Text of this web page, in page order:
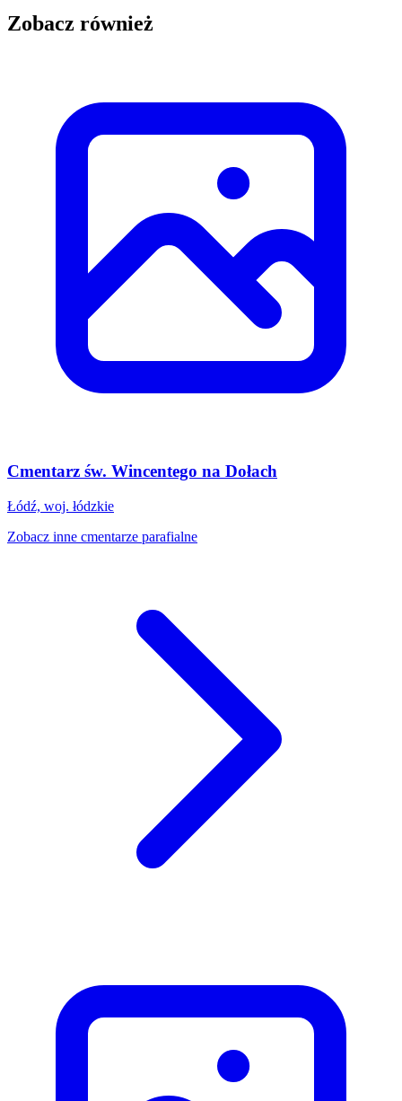
Zobacz również
Cmentarz św. Wincentego na Dołach
Łódź, woj. łódzkie
Zobacz inne cmentarze parafialne